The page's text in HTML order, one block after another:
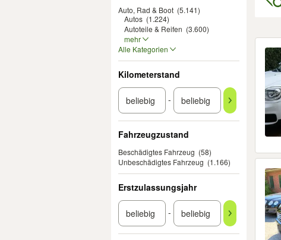
Auto, Rad & Boot (5.141)
Autos (1.224)
Autoteile & Reifen (3.600)
mehr
Alle Kategorien
Kilometerstand
-
Fahrzeugzustand
Beschädigtes Fahrzeug (58)
Unbeschädigtes Fahrzeug (1.166)
Erstzulassungsjahr
-